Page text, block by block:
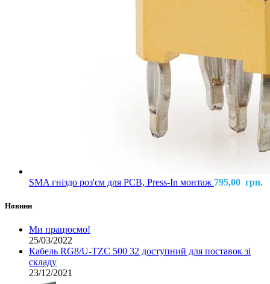
SMA гніздо роз'єм для PCB, Press-In монтаж 795,00 грн.
Новини
Ми працюємо!
25/03/2022
Кабель RG8/U-TZC 500 32 доступний для поставок зі
складу
23/12/2021